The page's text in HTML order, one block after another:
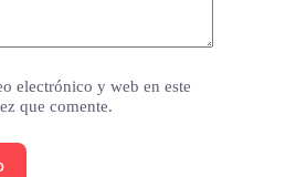
electrónico y web en este
que comente.